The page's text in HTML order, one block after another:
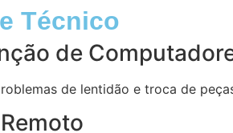
Técnico
de
de lentidão e troca de